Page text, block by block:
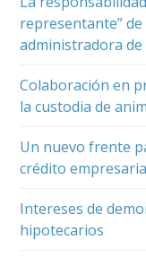
representante”
administradora
Colaboración en
la custodia de
Un nuevo frente
crédito
Intereses de
hipotecarios